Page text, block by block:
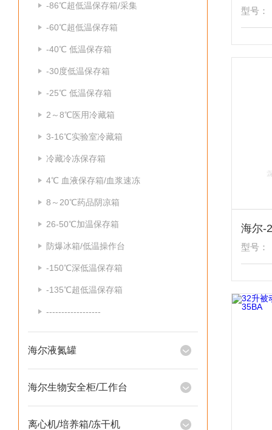
-86℃超低温保存箱/采集
-60℃超低温保存箱
-40℃ 低温保存箱
-30度低温保存箱
-25℃ 低温保存箱
2～8℃医用冷藏箱
3-16℃实验室冷藏箱
冷藏冷冻保存箱
4℃ 血液保存箱/血浆速冻
8～20℃药品阴凉箱
26-50℃加温保存箱
防爆冰箱/低温操作台
-150℃深低温保存箱
-135℃超低温保存箱
------------------
海尔液氮罐
海尔生物安全柜/工作台
离心机/培养箱/冻干机
型号：
型号：